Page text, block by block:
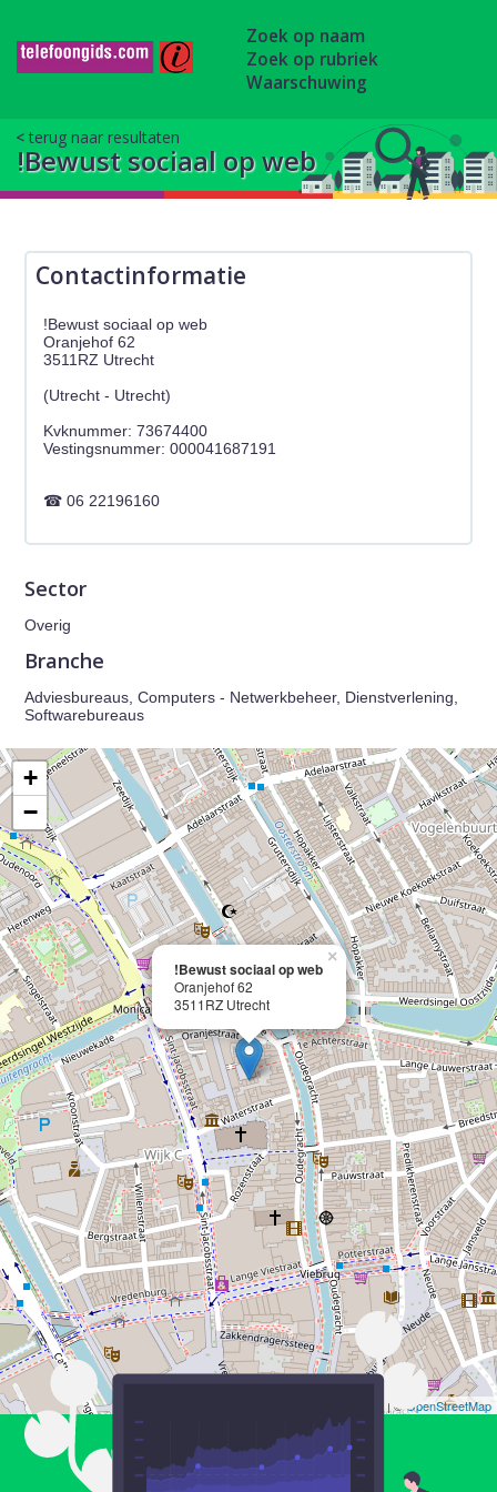
Zoek op naam
Zoek op rubriek
Waarschuwing
terug naar resultaten
!Bewust sociaal op web
Contactinformatie
!Bewust sociaal op web
Oranjehof 62
3511RZ Utrecht
(Utrecht - Utrecht)
Kvknummer: 73674400
06 22196160
Sector
Overig
Branche
Adviesbureaus, Computers - Netwerkbeheer, Dienstverlening,
Softwarebureaus
!Bewust sociaal op web
Oranjehof 62
3511RZ Utrecht
×
+
−
| © OpenStreetMap